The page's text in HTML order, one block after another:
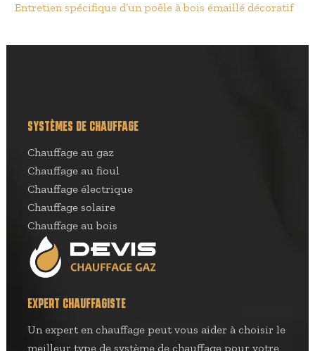
Entretien spécifique d’un poêle à bois émaillé décoratif
SYSTÈMES DE CHAUFFAGE
Chauffage au gaz
Chauffage au fioul
Chauffage électrique
Chauffage solaire
Chauffage au bois
EXPERT CHAUFFAGISTE
Un expert en chauffage peut vous aider à choisir le
meilleur type de système de chauffage pour votre